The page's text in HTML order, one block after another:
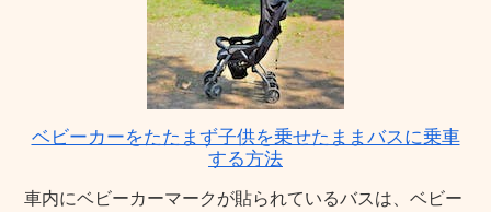
ベビーカーをたたまず子供を乗せたままバスに乗車
する方法
車内にベビーカーマークが貼られているバスは、ベビー